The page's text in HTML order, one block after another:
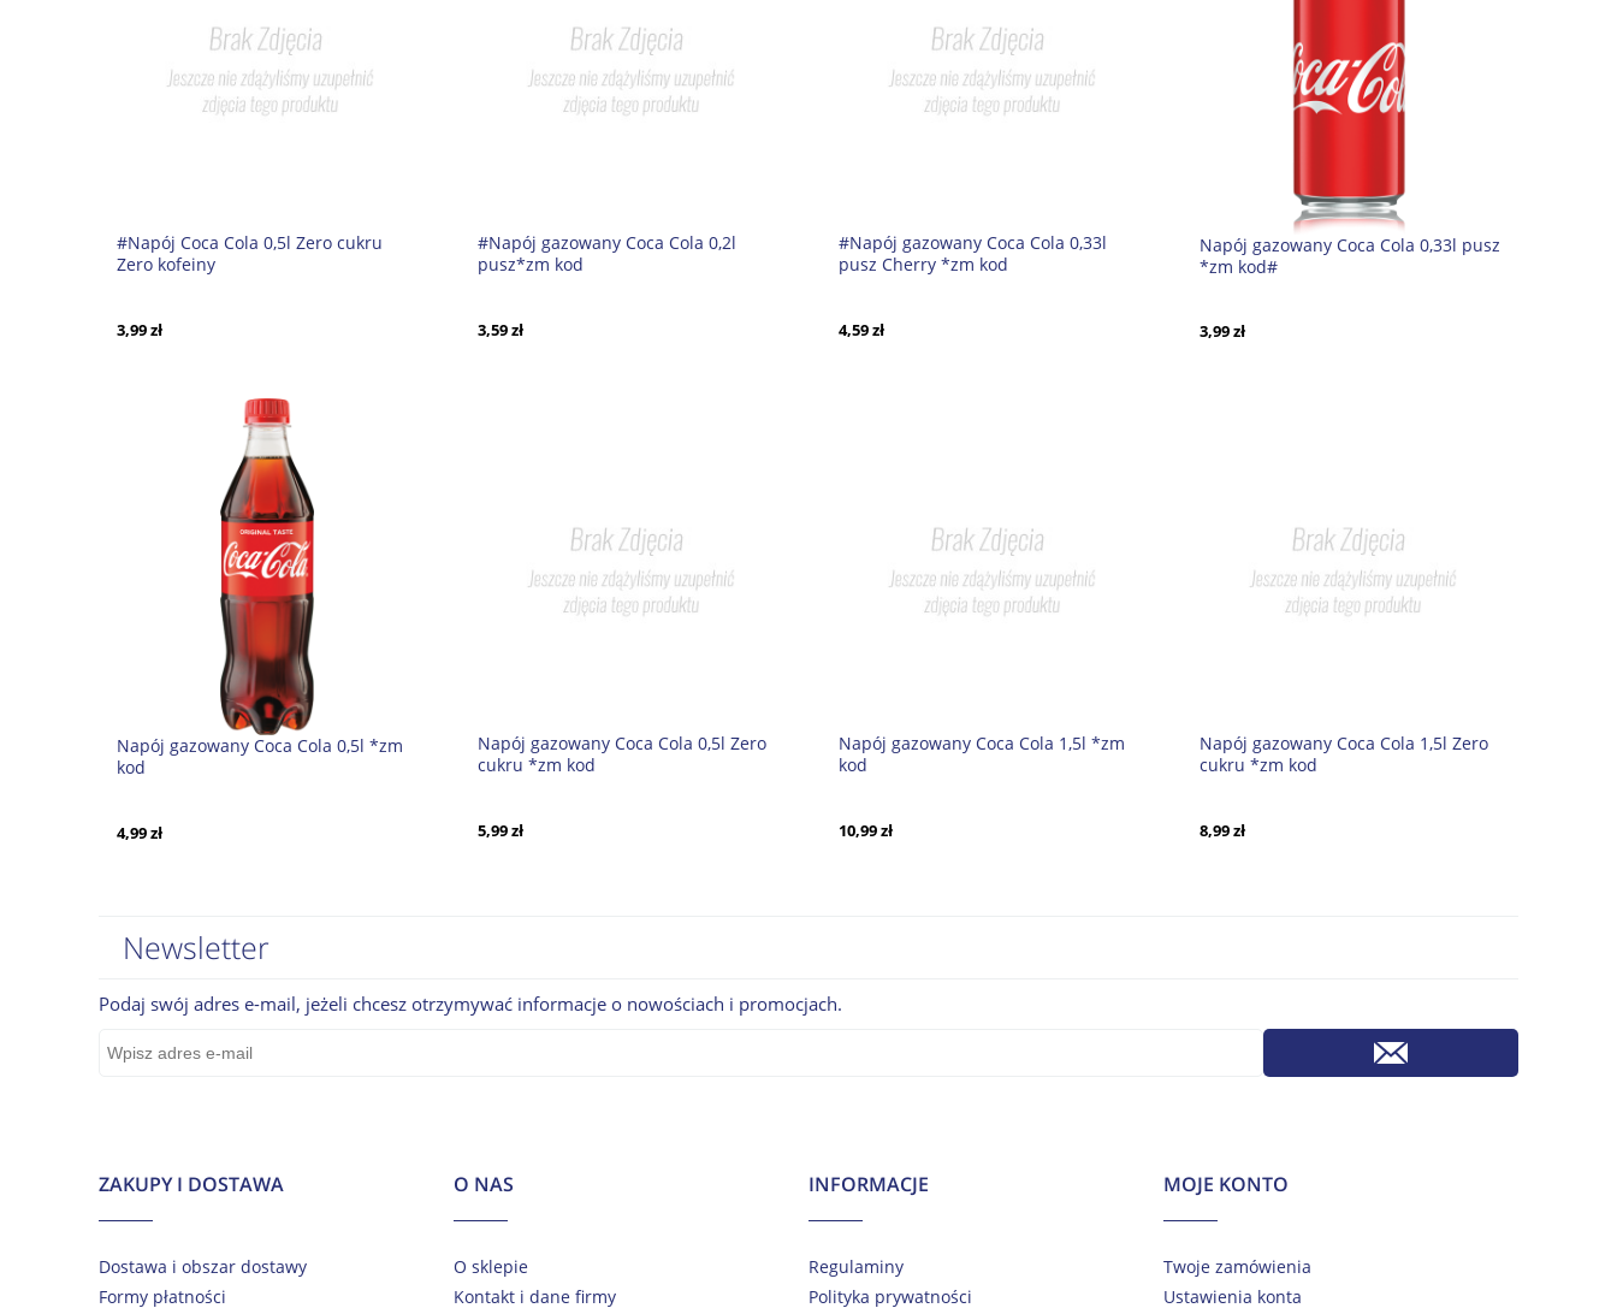
#Napój Coca Cola 0,5l Zero cukru
Zero kofeiny
3,99 zł
#Napój gazowany Coca Cola 0,2l
pusz*zm kod
3,59 zł
#Napój gazowany Coca Cola 0,33l
pusz Cherry *zm kod
4,59 zł
Napój gazowany Coca Cola 0,33l pusz
*zm kod#
3,99 zł
Napój gazowany Coca Cola 0,5l *zm
kod
4,99 zł
Napój gazowany Coca Cola 0,5l Zero
cukru *zm kod
5,99 zł
Napój gazowany Coca Cola 1,5l *zm
kod
10,99 zł
Napój gazowany Coca Cola 1,5l Zero
cukru *zm kod
8,99 zł
Newsletter
Podaj swój adres e-mail, jeżeli chcesz otrzymywać informacje o nowościach i promocjach.
ZAKUPY I DOSTAWA
Dostawa i obszar dostawy
Formy płatności
O NAS
O sklepie
Kontakt i dane firmy
INFORMACJE
Regulaminy
Polityka prywatności
MOJE KONTO
Twoje zamówienia
Ustawienia konta